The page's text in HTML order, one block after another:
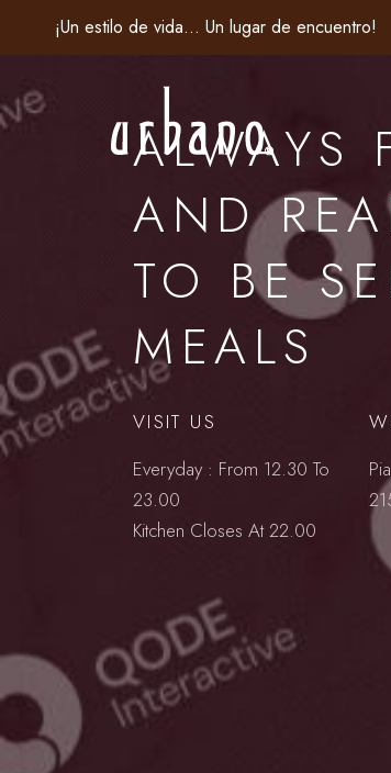
¡Un estilo de vida... Un lugar de encuentro!
ALWAYS
AND
TO BE
MEALS
VISIT US
Everyday : From 12.30 To
23.00
Kitchen Closes At 22.00